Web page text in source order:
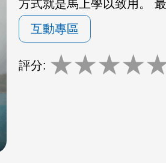
方式就是馬上學以致用。
互動專區
評分: ★★★★